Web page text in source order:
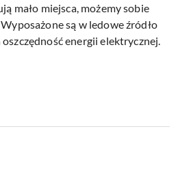
mało miejsca, możemy sobie
są w ledowe źródło
energii elektrycznej.